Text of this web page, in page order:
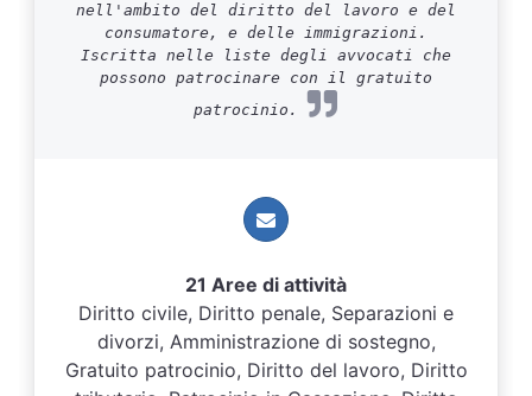
nell'ambito del diritto del lavoro e del
consumatore, e delle immigrazioni.
Iscritta nelle liste degli avvocati che
possono patrocinare con il gratuito
patrocinio.
21 Aree di attività
Diritto civile, Diritto penale, Separazioni e
divorzi, Amministrazione di sostegno,
Gratuito patrocinio, Diritto del lavoro, Diritto